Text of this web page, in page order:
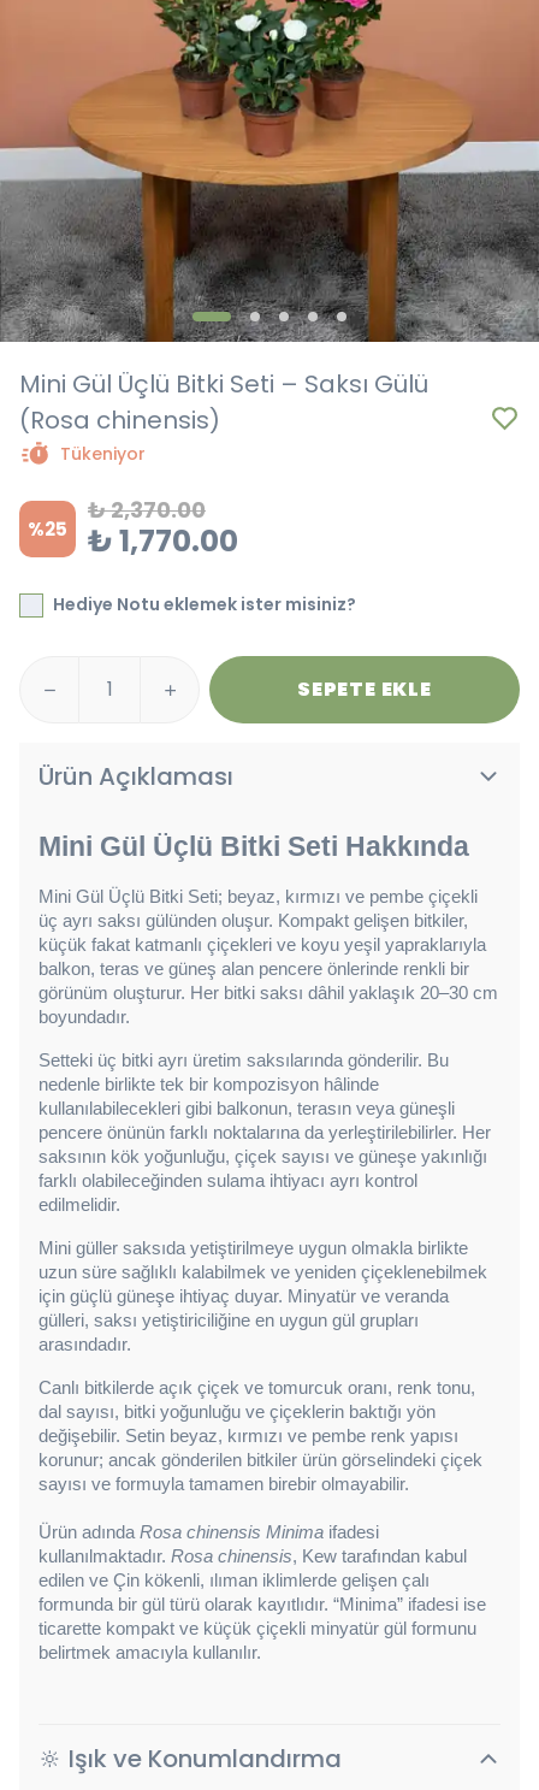
Mini Gül Üçlü Bitki Seti – Saksı Gülü
(Rosa chinensis)
Tükeniyor
%25
₺ 2,370.00
₺ 1,770.00
Hediye Notu eklemek ister misiniz?
SEPETE EKLE
Ürün Açıklaması
Mini Gül Üçlü Bitki Seti Hakkında
Mini Gül Üçlü Bitki Seti; beyaz, kırmızı ve pembe çiçekli
üç ayrı saksı gülünden oluşur. Kompakt gelişen bitkiler,
küçük fakat katmanlı çiçekleri ve koyu yeşil yapraklarıyla
balkon, teras ve güneş alan pencere önlerinde renkli bir
görünüm oluşturur. Her bitki saksı dâhil yaklaşık 20–30 cm
boyundadır.
Setteki üç bitki ayrı üretim saksılarında gönderilir. Bu
nedenle birlikte tek bir kompozisyon hâlinde
kullanılabilecekleri gibi balkonun, terasın veya güneşli
pencere önünün farklı noktalarına da yerleştirilebilirler. Her
saksının kök yoğunluğu, çiçek sayısı ve güneşe yakınlığı
farklı olabileceğinden sulama ihtiyacı ayrı kontrol
edilmelidir.
Mini güller saksıda yetiştirilmeye uygun olmakla birlikte
uzun süre sağlıklı kalabilmek ve yeniden çiçeklenebilmek
için güçlü güneşe ihtiyaç duyar. Minyatür ve veranda
gülleri, saksı yetiştiriciliğine en uygun gül grupları
arasındadır.
Canlı bitkilerde açık çiçek ve tomurcuk oranı, renk tonu,
dal sayısı, bitki yoğunluğu ve çiçeklerin baktığı yön
değişebilir. Setin beyaz, kırmızı ve pembe renk yapısı
korunur; ancak gönderilen bitkiler ürün görselindeki çiçek
sayısı ve formuyla tamamen birebir olmayabilir.
Ürün adında Rosa chinensis Minima ifadesi
kullanılmaktadır. Rosa chinensis, Kew tarafından kabul
edilen ve Çin kökenli, ılıman iklimlerde gelişen çalı
formunda bir gül türü olarak kayıtlıdır. “Minima” ifadesi ise
ticarette kompakt ve küçük çiçekli minyatür gül formunu
belirtmek amacıyla kullanılır.
🔆 Işık ve Konumlandırma